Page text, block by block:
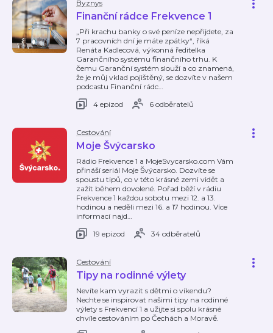
Byznys
Finanční rádce Frekvence 1
„Při krachu banky o své peníze nepřijdete, za
7 pracovních dní je máte zpátky“, říká
Renáta Kadlecová, výkonná ředitelka
Garančního systému finančního trhu. K
čemu Garanční systém slouží a co znamená,
že je můj vklad pojištěný, se dozvíte v našem
podcastu Finanční rádc…
4 epizod
6 odběratelů
Cestování
Moje Švýcarsko
Rádio Frekvence 1 a MojeSvycarsko.com Vám
přináší seriál Moje Švýcarsko. Dozvíte se
spoustu tipů, co v této krásné zemi vidět a
zažít během dovolené. Pořad běží v rádiu
Frekvence 1 každou sobotu mezi 12. a 13.
hodinou a neděli mezi 16. a 17 hodinou. Více
informací najd…
19 epizod
34 odběratelů
Cestování
Tipy na rodinné výlety
Nevíte kam vyrazit s dětmi o víkendu?
Nechte se inspirovat našimi tipy na rodinné
výlety s Frekvencí 1 a užijte si spolu krásné
chvíle cestováním po Čechách a Moravě.